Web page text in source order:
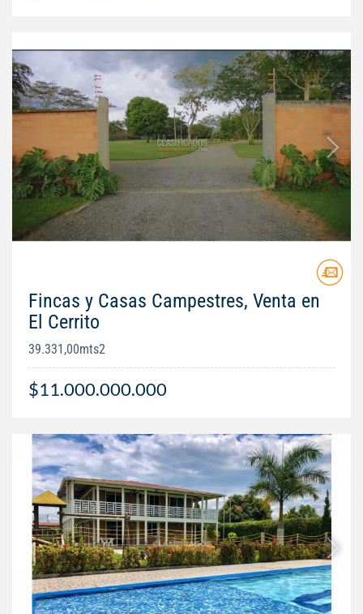
Fincas y Casas Campestres, Venta en
El Cerrito
39.331,00mts2
$11.000.000.000